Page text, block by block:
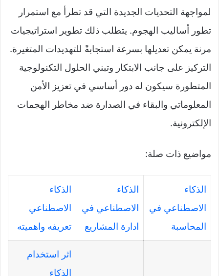
لمواجهة التحديات الجديدة التي قد تطرأ مع استمرار
تطور أساليب الهجوم. يتطلب ذلك تطوير استراتيجيات
مرنة يمكن تعديلها بسرعة استجابةً للتهديدات المتغيرة.
التركيز على جانب الابتكار وتبني الحلول التكنولوجية
المتطورة سيكون له دور أساسي في تعزيز الأمن
المعلوماتي والبقاء في الصدارة ضد مخاطر الهجمات
الإلكترونية.
مواضيع ذات صلة:
الذكاء
الاصطناعي في
المحاسبة
الذكاء
الاصطناعي في
ادارة المشاريع
الذكاء
الاصطناعي
تعريفه واهميته
اثر استخدام
الذكاء